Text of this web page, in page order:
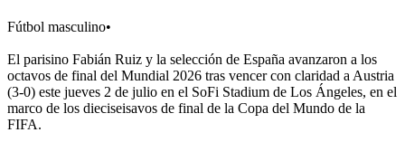
Fútbol masculino•
El parisino Fabián Ruiz y la selección de España avanzaron a los
octavos de final del Mundial 2026 tras vencer con claridad a Austria
(3-0) este jueves 2 de julio en el SoFi Stadium de Los Ángeles, en el
marco de los dieciseisavos de final de la Copa del Mundo de la
FIFA.